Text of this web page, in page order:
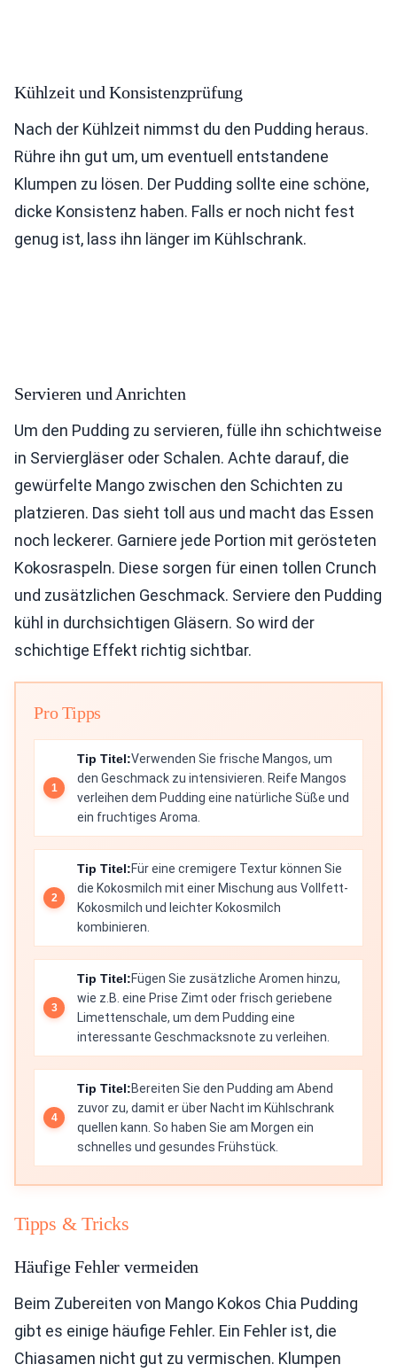
Kühlzeit und Konsistenzprüfung
Nach der Kühlzeit nimmst du den Pudding heraus.
Rühre ihn gut um, um eventuell entstandene
Klumpen zu lösen. Der Pudding sollte eine schöne,
dicke Konsistenz haben. Falls er noch nicht fest
genug ist, lass ihn länger im Kühlschrank.
Servieren und Anrichten
Um den Pudding zu servieren, fülle ihn schichtweise
in Serviergläser oder Schalen. Achte darauf, die
gewürfelte Mango zwischen den Schichten zu
platzieren. Das sieht toll aus und macht das Essen
noch leckerer. Garniere jede Portion mit gerösteten
Kokosraspeln. Diese sorgen für einen tollen Crunch
und zusätzlichen Geschmack. Serviere den Pudding
kühl in durchsichtigen Gläsern. So wird der
schichtige Effekt richtig sichtbar.
Pro Tipps
Tip Titel:Verwenden Sie frische Mangos, um
den Geschmack zu intensivieren. Reife Mangos
verleihen dem Pudding eine natürliche Süße und
ein fruchtiges Aroma.
Tip Titel:Für eine cremigere Textur können Sie
die Kokosmilch mit einer Mischung aus Vollfett-
Kokosmilch und leichter Kokosmilch
kombinieren.
Tip Titel:Fügen Sie zusätzliche Aromen hinzu,
wie z.B. eine Prise Zimt oder frisch geriebene
Limettenschale, um dem Pudding eine
interessante Geschmacksnote zu verleihen.
Tip Titel:Bereiten Sie den Pudding am Abend
zuvor zu, damit er über Nacht im Kühlschrank
quellen kann. So haben Sie am Morgen ein
schnelles und gesundes Frühstück.
Tipps & Tricks
Häufige Fehler vermeiden
Beim Zubereiten von Mango Kokos Chia Pudding
gibt es einige häufige Fehler. Ein Fehler ist, die
Chiasamen nicht gut zu vermischen. Klumpen